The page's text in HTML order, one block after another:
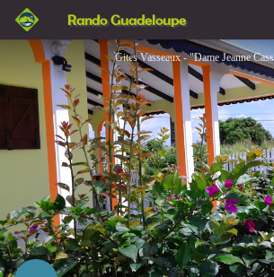
Rando Guadeloupe
Gites Vasseaux - "Dame Jeanne